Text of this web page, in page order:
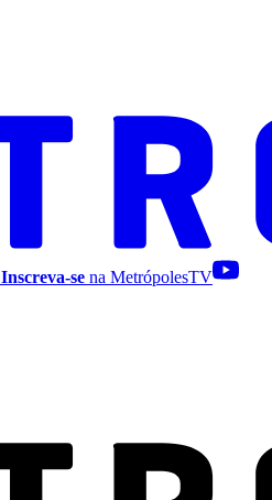
Inscreva-se na MetrópolesTV